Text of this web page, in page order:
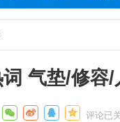
气垫/修容
评论已